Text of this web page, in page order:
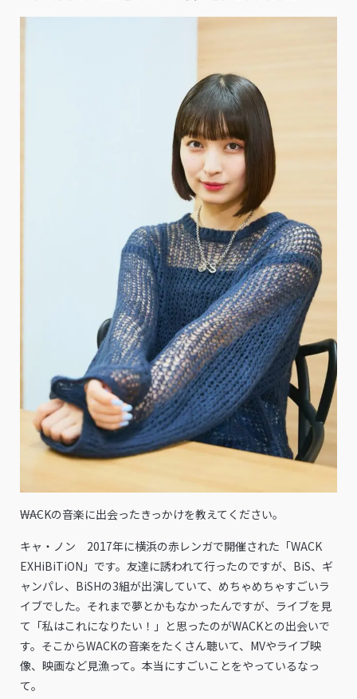
――WACKの音楽に出会ったきっかけを教えてください。
キャ・ノン 2017年に横浜の赤レンガで開催された「WACK
EXHiBiTiON」です。友達に誘われて行ったのですが、BiS、ギ
ャンパレ、BiSHの3組が出演していて、めちゃめちゃすごいラ
イブでした。それまで夢とかもなかったんですが、ライブを見
て「私はこれになりたい！」と思ったのがWACKとの出会いで
す。そこからWACKの音楽をたくさん聴いて、MVやライブ映
像、映画など見漁って。本当にすごいことをやっているなっ
て。